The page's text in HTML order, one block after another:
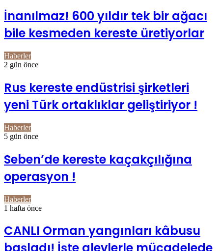
İnanılmaz! 600 yıldır tek bir ağacı
bile kesmeden kereste üretiyorlar
Haberler
2 gün önce
Rus kereste endüstrisi şirketleri
yeni Türk ortaklıklar geliştiriyor !
Haberler
5 gün önce
Seben’de kereste kaçakçılığına
operasyon !
Haberler
1 hafta önce
CANLI Orman yangınları kâbusu